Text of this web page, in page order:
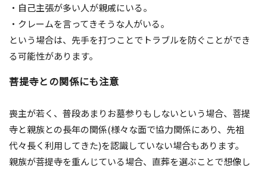
・自己主張が多い人が親戚にいる。
・クレームを言ってきそうな人がいる。
という場合は、先手を打つことでトラブルを防ぐことができ
る可能性があります。
菩提寺との関係にも注意
喪主が若く、普段あまりお墓参りもしないという場合、菩提
寺と親族との長年の関係(様々な面で協力関係にあり、先祖
代々長く利用してきた)を認識していない場合もあります。
親族が菩提寺を重んじている場合、直葬を選ぶことで想像し